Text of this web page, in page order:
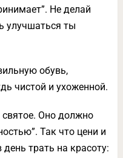
Не делай
улучшаться ты
обувь,
чистой и ухоженной.
святое. Оно должно
Так что цени и
трать на красоту: